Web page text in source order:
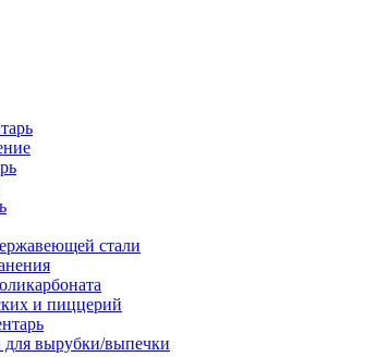
стали
и пиццерий
вырубки/выпечки